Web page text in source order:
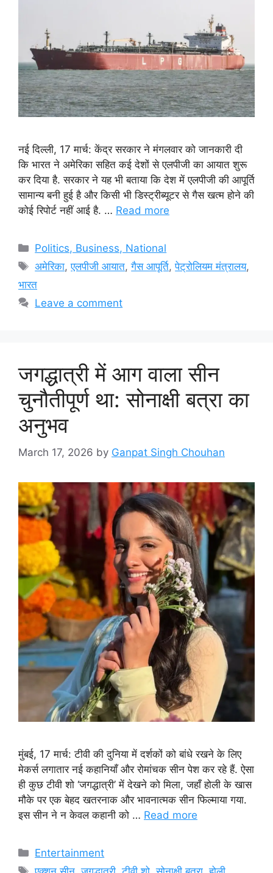
नई दिल्ली, 17 मार्च: केंद्र सरकार ने मंगलवार को जानकारी दी
कि भारत ने अमेरिका सहित कई देशों से एलपीजी का आयात शुरू
कर दिया है. सरकार ने यह भी बताया कि देश में एलपीजी की आपूर्ति
सामान्य बनी हुई है और किसी भी डिस्ट्रीब्यूटर से गैस खत्म होने की
कोई रिपोर्ट नहीं आई है. … Read more
Categories
Politics, Business, National
Tags
अमेरिका,एलपीजी आयात,गैस आपूर्ति,पेट्रोलियम मंत्रालय,
भारत
Leave a comment
जगद्धात्री में आग वाला सीन
चुनौतीपूर्ण था: सोनाक्षी बत्रा का
अनुभव
March 17, 2026 by Ganpat Singh Chouhan
मुंबई, 17 मार्च: टीवी की दुनिया में दर्शकों को बांधे रखने के लिए
मेकर्स लगातार नई कहानियाँ और रोमांचक सीन पेश कर रहे हैं. ऐसा
ही कुछ टीवी शो ‘जगद्धात्री’ में देखने को मिला, जहाँ होली के खास
मौके पर एक बेहद खतरनाक और भावनात्मक सीन फिल्माया गया.
इस सीन ने न केवल कहानी को … Read more
Categories
Entertainment
Tags